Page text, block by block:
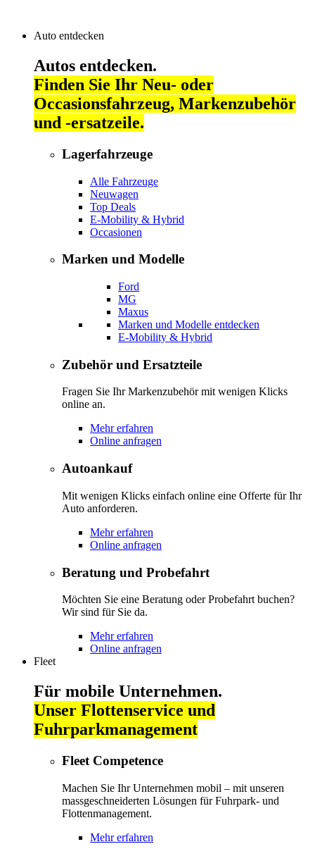
Auto entdecken
Autos entdecken.
Finden Sie Ihr Neu- oder
Occasionsfahrzeug, Markenzubehör
und -ersatzeile.
Lagerfahrzeuge
Alle Fahrzeuge
Neuwagen
Top Deals
E-Mobility & Hybrid
Occasionen
Marken und Modelle
Ford
MG
Maxus
Marken und Modelle entdecken
E-Mobility & Hybrid
Zubehör und Ersatzteile
Fragen Sie Ihr Markenzubehör mit wenigen Klicks
online an.
Mehr erfahren
Online anfragen
Autoankauf
Mit wenigen Klicks einfach online eine Offerte für Ihr
Auto anforderen.
Mehr erfahren
Online anfragen
Beratung und Probefahrt
Möchten Sie eine Beratung oder Probefahrt buchen?
Wir sind für Sie da.
Mehr erfahren
Online anfragen
Fleet
Für mobile Unternehmen.
Unser Flottenservice und
Fuhrparkmanagement
Fleet Competence
Machen Sie Ihr Unternehmen mobil – mit unseren
massgeschneiderten Lösungen für Fuhrpark- und
Flottenmanagement.
Mehr erfahren